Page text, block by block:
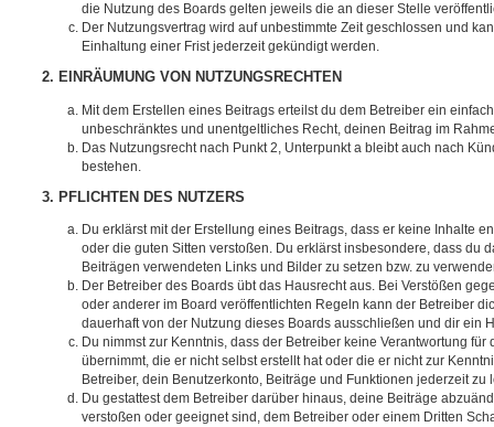
die Nutzung des Boards gelten jeweils die an dieser Stelle
Der Nutzungsvertrag wird auf unbestimmte Zeit geschlossen und
Einhaltung einer Frist jederzeit gekündigt werden.
2. EINRÄUMUNG VON NUTZUNGSRECHTEN
Mit dem Erstellen eines Beitrags erteilst du dem Betreiber ein
unbeschränktes und unentgeltliches Recht, deinen Beitrag im
Das Nutzungsrecht nach Punkt 2, Unterpunkt a bleibt auch nach
bestehen.
3. PFLICHTEN DES NUTZERS
Du erklärst mit der Erstellung eines Beitrags, dass er keine Inhalte
oder die guten Sitten verstoßen. Du erklärst insbesondere, dass du
Beiträgen verwendeten Links und Bilder zu setzen bzw. zu
Der Betreiber des Boards übt das Hausrecht aus. Bei Verstößen
oder anderer im Board veröffentlichten Regeln kann der Betreiber
dauerhaft von der Nutzung dieses Boards ausschließen und dir ein
Du nimmst zur Kenntnis, dass der Betreiber keine Verantwortung für
übernimmt, die er nicht selbst erstellt hat oder die er nicht zur
Betreiber, dein Benutzerkonto, Beiträge und Funktionen jederzeit zu
Du gestattest dem Betreiber darüber hinaus, deine Beiträge
verstoßen oder geeignet sind, dem Betreiber oder einem Dritten